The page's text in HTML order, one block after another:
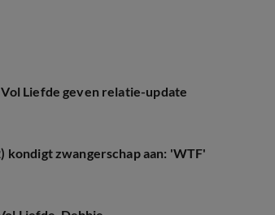
Liefde geven relatie-update
kondigt zwangerschap aan: 'WTF'